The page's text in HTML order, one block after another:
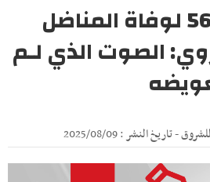
في الذكرى الـ56 لوفاة المناضل
الصوت الذي لـم
تاريخ النشر : 2025/08/09